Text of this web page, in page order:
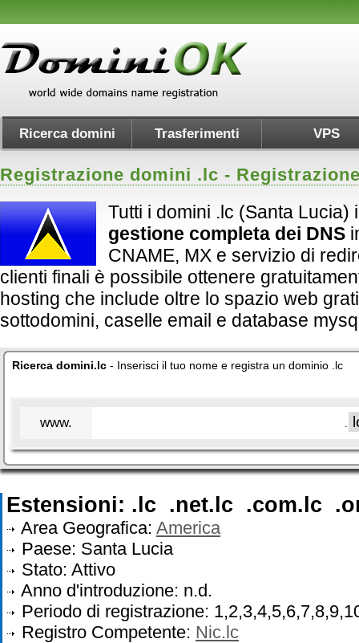
Ricerca domini Trasferimenti VPS
Registrazione domini .lc -
Tutti i domini .lc (Santa Lucia)
gestione completa dei DNS
CNAME, MX e servizio di
clienti finali è possibile ottenere
hosting che include oltre lo spazio web
sottodomini, caselle email e database
Ricerca domini.lc - Inserisci il tuo nome e registra un dominio .lc
www.
Estensioni: .lc .net.lc .com.lc
Area Geografica: America
Paese: Santa Lucia
Stato: Attivo
Anno d'introduzione: n.d.
Periodo di registrazione:
Registro Competente: Nic.lc